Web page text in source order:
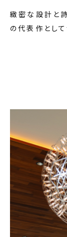
緻密な設計と
の代表作とし